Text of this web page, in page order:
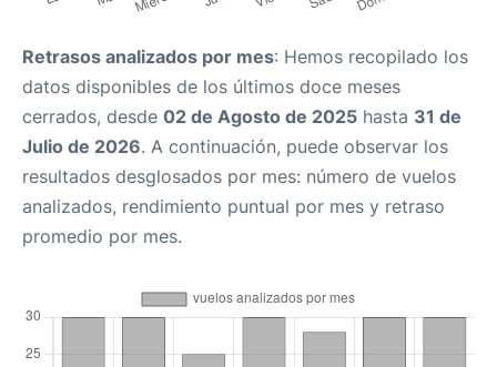
Retrasos analizados por mes: Hemos recopilado los
datos disponibles de los últimos doce meses
cerrados, desde 02 de Agosto de 2025 hasta 31 de
Julio de 2026. A continuación, puede observar los
resultados desglosados por mes: número de vuelos
analizados, rendimiento puntual por mes y retraso
promedio por mes.